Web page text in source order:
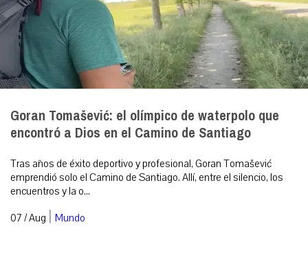
Goran Tomašević: el olímpico de waterpolo que
encontró a Dios en el Camino de Santiago
Tras años de éxito deportivo y profesional, Goran Tomašević
emprendió solo el Camino de Santiago. Allí, entre el silencio, los
encuentros y la o...
07 / Aug | Mundo